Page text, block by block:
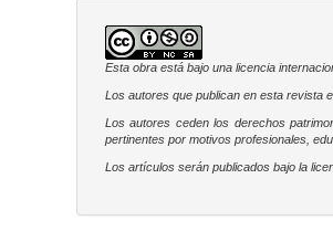
Esta obra está bajo una licencia
Los autores que publican en esta revista
Los autores ceden los derechos
pertinentes por motivos profesionales,
Los artículos serán publicados bajo la